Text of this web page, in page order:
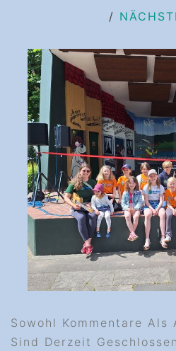
/
Sowohl Kommentare Als
Sind Derzeit